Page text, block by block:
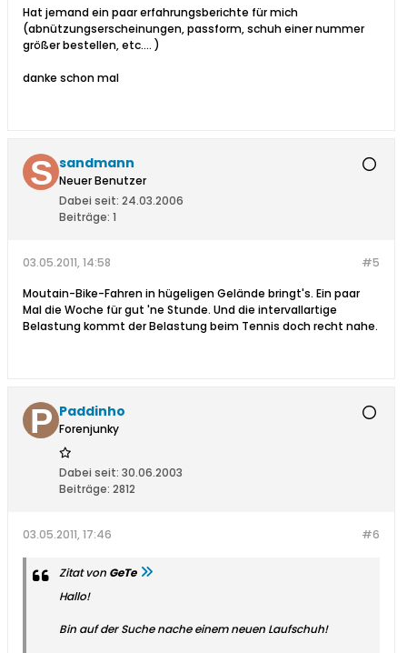
Hat jemand ein paar erfahrungsberichte für mich
(abnützungserscheinungen, passform, schuh einer nummer
größer bestellen, etc.... )
danke schon mal
sandmann
Neuer Benutzer
Dabei seit: 24.03.2006
Beiträge: 1
#5
03.05.2011, 14:58
Moutain-Bike-Fahren in hügeligen Gelände bringt's. Ein paar
Mal die Woche für gut 'ne Stunde. Und die intervallartige
Belastung kommt der Belastung beim Tennis doch recht nahe.
Paddinho
Forenjunky
Dabei seit: 30.06.2003
Beiträge: 2812
#6
03.05.2011, 17:46
Zitat von GeTe
Hallo!
Bin auf der Suche nache einem neuen Laufschuh!